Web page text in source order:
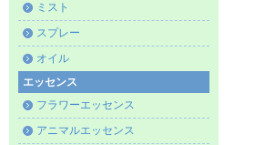
ミスト
スプレー
オイル
エッセンス
フラワーエッセンス
アニマルエッセンス